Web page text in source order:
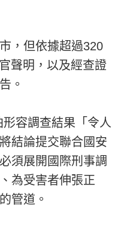
，但依據超過320
聲明，以及經查證
。
容調查結果「令人
結論提交聯合國安
須展開國際刑事調
為受害者伸張正
管道。